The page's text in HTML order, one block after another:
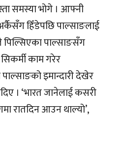
समस्या भोगे । आफ्नी
हिँडेपछि पाल्साङलाई
पिल्सिएका पाल्साङसँग
काम गरेर
इमान्दारी देखेर
। ‘भारत जानेलाई कसरी
रातदिन आउन थाल्यो’,